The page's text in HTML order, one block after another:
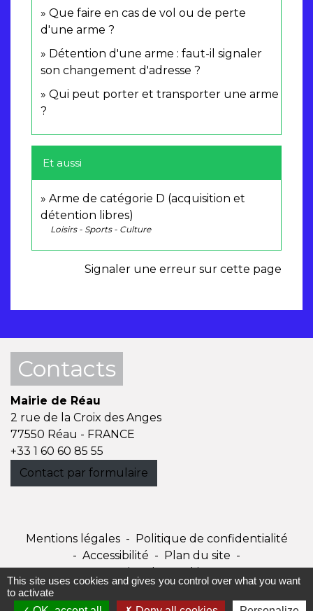
Que faire en cas de vol ou de perte
d'une arme ?
Détention d'une arme : faut-il signaler
son changement d'adresse ?
Qui peut porter et transporter une arme
?
Et aussi
Arme de catégorie D (acquisition et
détention libres)
Loisirs - Sports - Culture
Signaler une erreur sur cette page
Contacts
Mairie de Réau
2 rue de la Croix des Anges
77550 Réau - FRANCE
+33 1 60 60 85 55
Contact par formulaire
Mentions légales - Politique de confidentialité
- Accessibilité - Plan du site -
Gestion des cookies
Site créé en partenariat avec Réseau des Communes
This site uses cookies and gives you control over what you want
to activate